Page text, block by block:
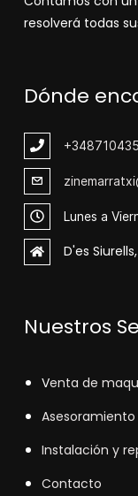
resolverá todas
Dónde
+348
Lunes a
D'es
Nuestros
Venta de
Instalación y
Contacto